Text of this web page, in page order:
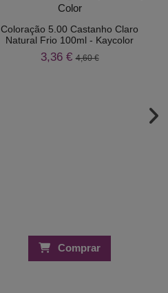
Coloração 5.00 Castanho Claro
Natural Frio 100ml - Kaycolor
3,36 €4,60 €
Comprar